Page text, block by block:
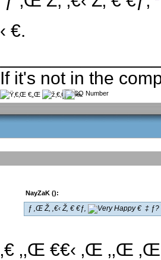
‹ €.
If it's not in the
NayZaK ():
 ƒ ‚Œ Ž, ‚€‹ Ž‚ € €ƒ‚ €  ‡ ƒ? -
‚€ ‚‚Œ €€‹ ‚Œ ‚‚Œ